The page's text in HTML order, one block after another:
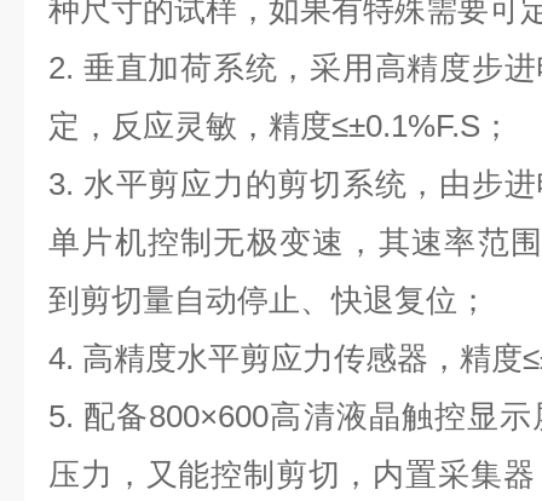
种尺寸的试样，如果有特殊需要可
2. 垂直加荷系统，采用高精度步
定，反应灵敏，精度≤±0.1%F.S；
3. 水平剪应力的剪切系统，由步
单片机控制无极变速，其速率范
到剪切量自动停止、快退复位；
4. 高精度水平剪应力传感器，精度
5. 配备800×600高清液晶触控显
压力，又能控制剪切，内置采集